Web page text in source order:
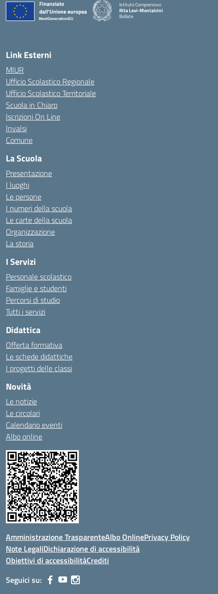
Istituto Comprensivo
Rita Levi-Montalcini
Bollate
Link Esterni
MIUR
Ufficio Scolastico Regionale
Ufficio Scolastico Territoriale
Scuola in Chiaro
Iscrizioni On Line
Invalsi
Comune
La Scuola
Presentazione
I luoghi
Le persone
I numeri della scuola
Le carte della scuola
Organizzazione
La storia
I Servizi
Personale scolastico
Famiglie e studenti
Percorsi di studio
Tutti i servizi
Didattica
Offerta formativa
Le schede didattiche
I progetti delle classi
Novità
Le notizie
Le circolari
Calendario eventi
Albo online
Amministrazione TrasparenteAlbo OnlinePrivacy Policy
Note LegaliDichiarazione di accessibilità
Obiettivi di accessibilitàCrediti
Seguici su: